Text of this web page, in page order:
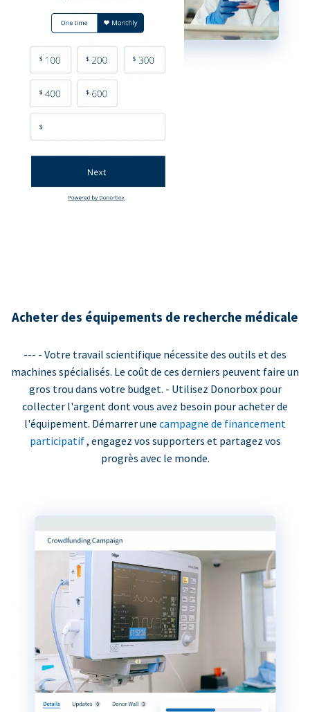
Acheter des équipements de recherche médicale
--- - Votre travail scientifique nécessite des outils et des
machines spécialisés. Le coût de ces derniers peuvent faire un
gros trou dans votre budget. - Utilisez Donorbox pour
collecter l'argent dont vous avez besoin pour acheter de
l'équipement. Démarrer une campagne de financement
participatif, engagez vos supporters et partagez vos
progrès avec le monde.